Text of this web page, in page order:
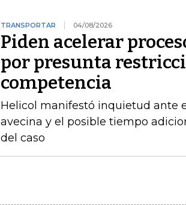
TRANSPORTAR 04/08/2026
Piden acelerar
por presunta
competencia
Helicol manifestó inquietud ante
avecina y el posible tiempo
del caso